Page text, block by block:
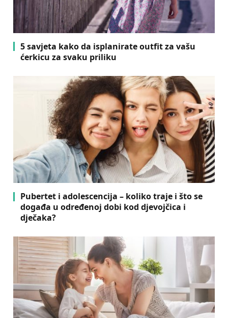
5 savjeta kako da isplanirate outfit za vašu
ćerkicu za svaku priliku
Pubertet i adolescencija – koliko traje i što se
događa u određenoj dobi kod djevojčica i
dječaka?